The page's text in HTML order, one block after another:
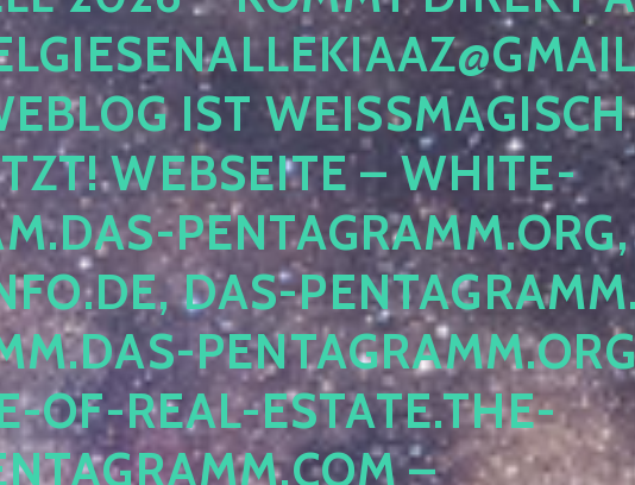
IST WEISSMAGISCH G
WEBSEITE – WHITE-P
PENTAGRAMM.ORG, S
DAS-
PENTAGRAMM.ORG,
REAL-ESTATE.THE-P
– E